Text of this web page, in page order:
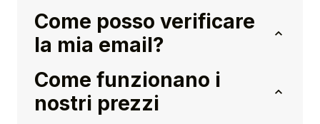
Come posso verificare
la mia email?
Come funzionano i
nostri prezzi